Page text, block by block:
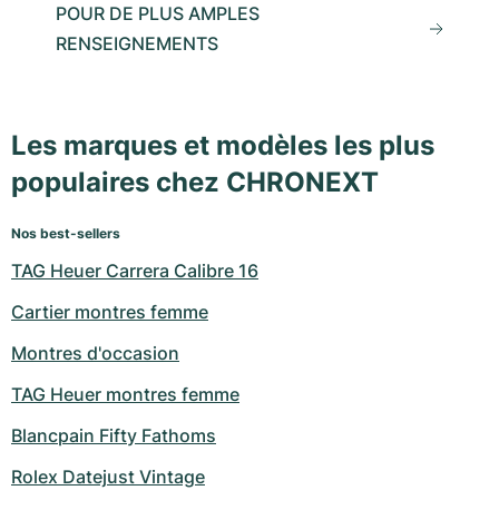
POUR DE PLUS AMPLES
RENSEIGNEMENTS
Les marques et modèles les plus
populaires chez CHRONEXT
Nos best-sellers
TAG Heuer Carrera Calibre 16
Cartier montres femme
Montres d'occasion
TAG Heuer montres femme
Blancpain Fifty Fathoms
Rolex Datejust Vintage